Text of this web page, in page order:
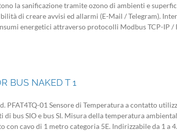
la sanificazione tramite ozono di ambienti e
di creare avvisi ed allarmi (E-Mail / Telegram).
energetici attraverso protocolli Modbus TCP-IP /
BUS NAKED T 1
PFAT4TQ-01 Sensore di Temperatura a contatto
bus SIO e bus SI. Misura della temperatura
con cavo di 1 metro categoria 5E. Indirizzabile da 1 a